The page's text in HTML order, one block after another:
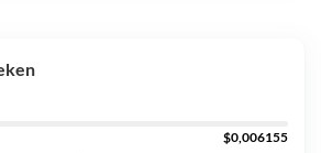
$0,006155